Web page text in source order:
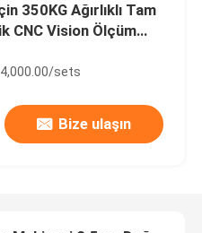
350KG Ağırlıklı Tam
CNC Vision Ölçüm
sets
Bize ulaşın